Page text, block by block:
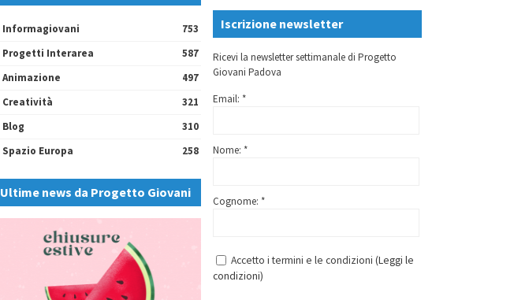
Informagiovani
753
Progetti Interarea
587
Animazione
497
Creatività
321
Blog
310
Spazio Europa
258
Ultime news da Progetto Giovani
Iscrizione newsletter
Ricevi la newsletter settimanale di Progetto
Giovani Padova
Email: *
Nome: *
Cognome: *
Accetto i termini e le condizioni (Leggi le
condizioni)